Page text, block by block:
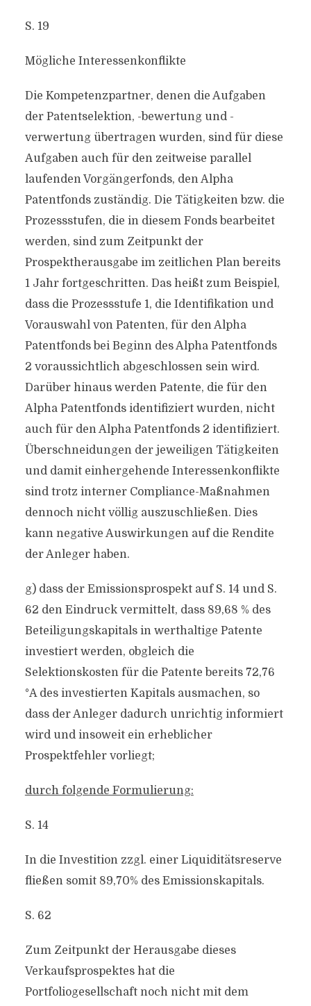
S. 19
Mögliche Interessenkonflikte
Die Kompetenzpartner, denen die Aufgaben
der Patentselektion, -bewertung und -
verwertung übertragen wurden, sind für diese
Aufgaben auch für den zeitweise parallel
laufenden Vorgängerfonds, den Alpha
Patentfonds zuständig. Die Tätigkeiten bzw. die
Prozessstufen, die in diesem Fonds bearbeitet
werden, sind zum Zeitpunkt der
Prospektherausgabe im zeitlichen Plan bereits
1 Jahr fortgeschritten. Das heißt zum Beispiel,
dass die Prozessstufe 1, die Identifikation und
Vorauswahl von Patenten, für den Alpha
Patentfonds bei Beginn des Alpha Patentfonds
2 voraussichtlich abgeschlossen sein wird.
Darüber hinaus werden Patente, die für den
Alpha Patentfonds identifiziert wurden, nicht
auch für den Alpha Patentfonds 2 identifiziert.
Überschneidungen der jeweiligen Tätigkeiten
und damit einhergehende Interessenkonflikte
sind trotz interner Compliance-Maßnahmen
dennoch nicht völlig auszuschließen. Dies
kann negative Auswirkungen auf die Rendite
der Anleger haben.
g) dass der Emissionsprospekt auf S. 14 und S.
62 den Eindruck vermittelt, dass 89,68 % des
Beteiligungskapitals in werthaltige Patente
investiert werden, obgleich die
Selektionskosten für die Patente bereits 72,76
°A des investierten Kapitals ausmachen, so
dass der Anleger dadurch unrichtig informiert
wird und insoweit ein erheblicher
Prospektfehler vorliegt;
durch folgende Formulierung:
S. 14
In die Investition zzgl. einer Liquiditätsreserve
fließen somit 89,70% des Emissionskapitals.
S. 62
Zum Zeitpunkt der Herausgabe dieses
Verkaufsprospektes hat die
Portfoliogesellschaft noch nicht mit dem